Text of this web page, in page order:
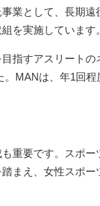
業として、長期
を実施しています。
指すアスリート
MANは、年1回
重要です。スポ
まえ、女性スポ